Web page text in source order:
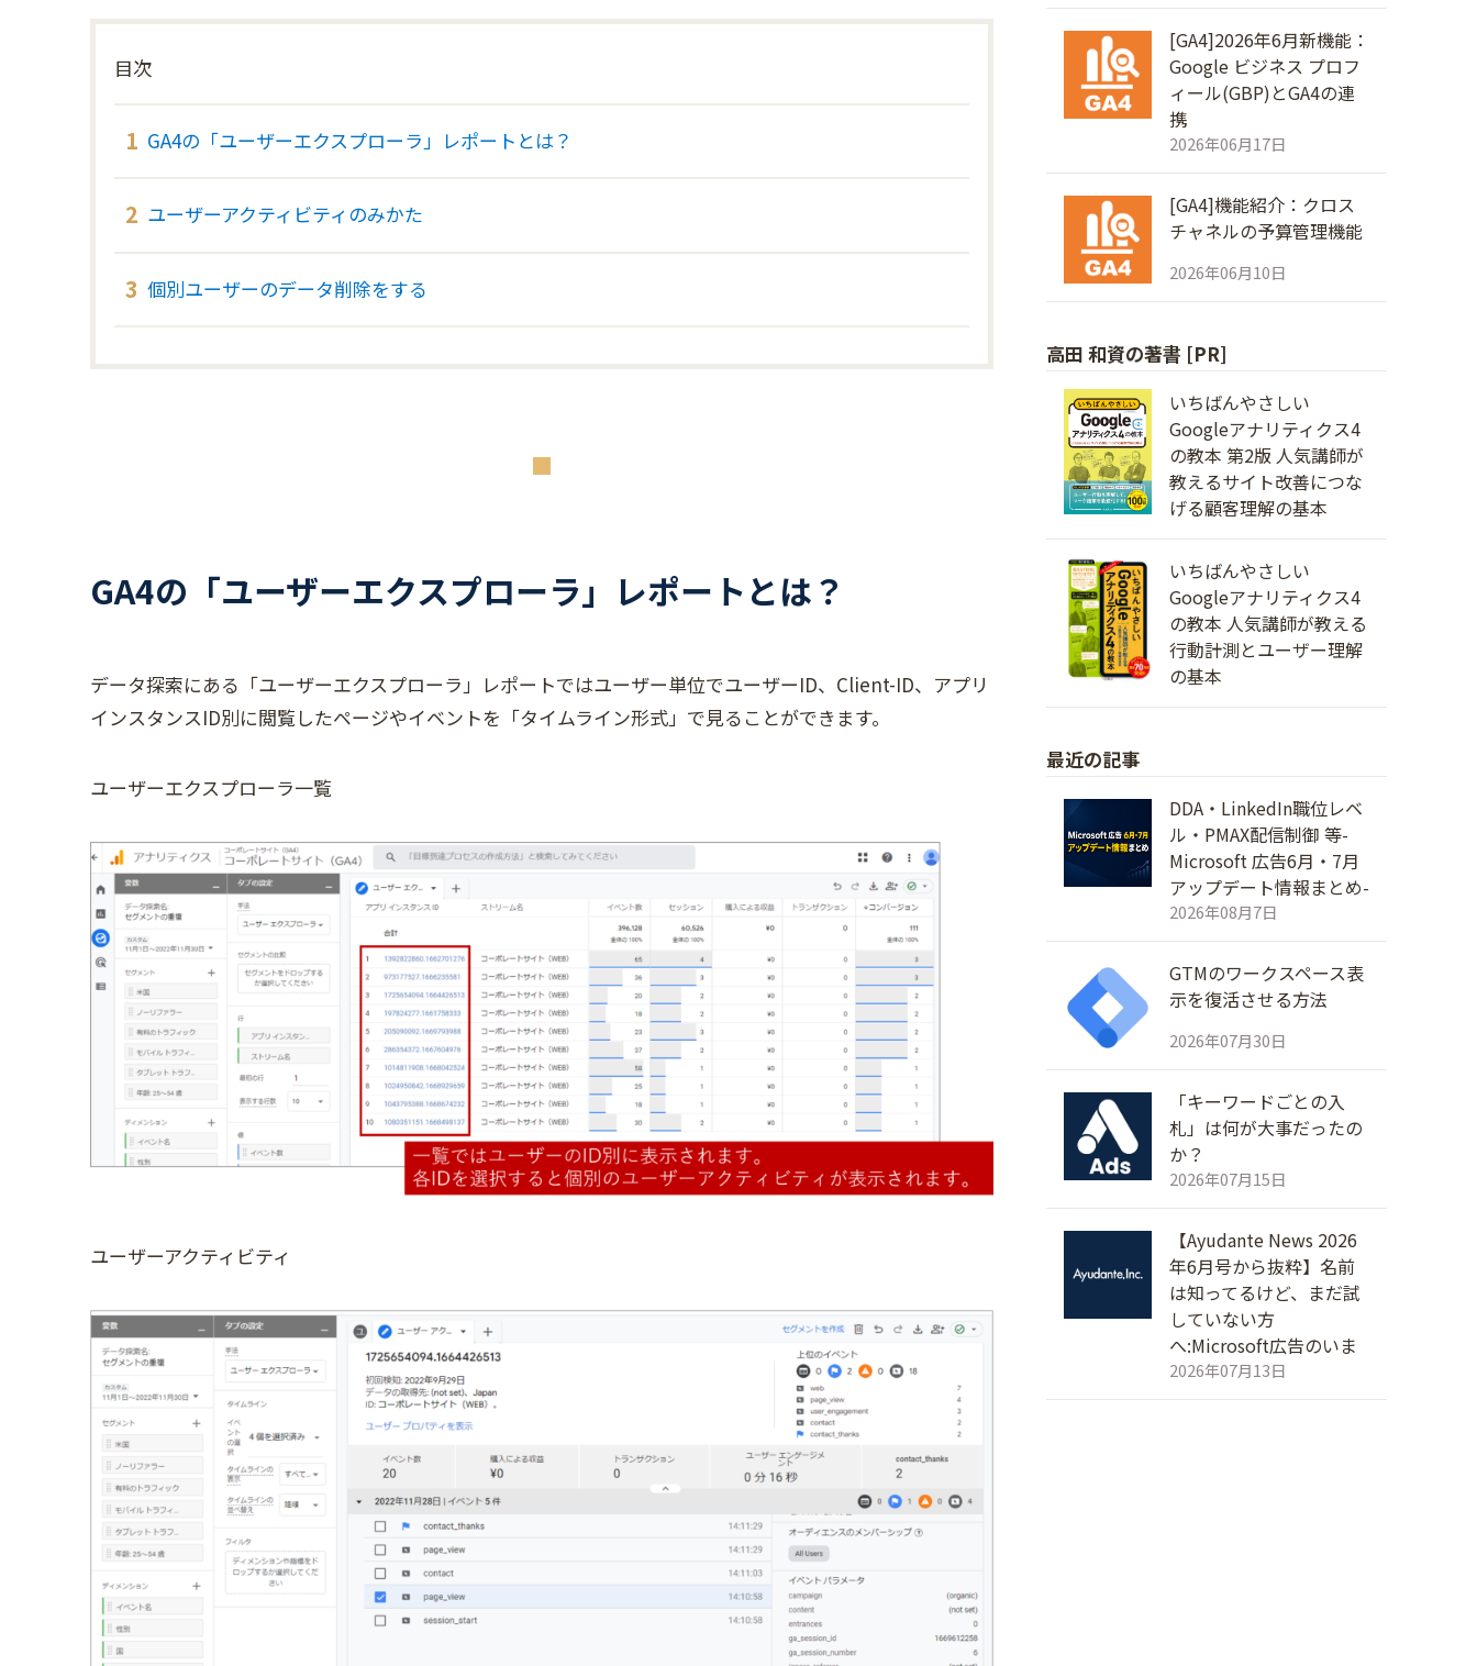
目次
GA4の「ユーザーエクスプローラ」レポートとは？
ユーザーアクティビティのみかた
個別ユーザーのデータ削除をする
GA4の「ユーザーエクスプローラ」レポートとは？
データ探索にある「ユーザーエクスプローラ」レポートではユーザー単位でユーザーID、Client-ID、アプリ
インスタンスID別に閲覧したページやイベントを「タイムライン形式」で見ることができます。
ユーザーエクスプローラ一覧
ユーザーアクティビティ
[GA4]2026年6月新機能：
Google ビジネス プロフ
ィール(GBP)とGA4の連
携
2026年06月17日
[GA4]機能紹介：クロス
チャネルの予算管理機能
2026年06月10日
高田 和資の著書 [PR]
いちばんやさしい
Googleアナリティクス4
の教本 第2版 人気講師が
教えるサイト改善につな
げる顧客理解の基本
いちばんやさしい
Googleアナリティクス4
の教本 人気講師が教える
行動計測とユーザー理解
の基本
最近の記事
DDA・LinkedIn職位レベ
ル・PMAX配信制御 等-
Microsoft 広告6月・7月
アップデート情報まとめ-
2026年08月7日
GTMのワークスペース表
示を復活させる方法
2026年07月30日
「キーワードごとの入
札」は何が大事だったの
か？
2026年07月15日
【Ayudante News 2026
年6月号から抜粋】名前
は知ってるけど、まだ試
していない方
へ:Microsoft広告のいま
2026年07月13日